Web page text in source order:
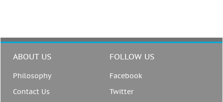
ABOUT US
Philosophy
Contact Us
FOLLOW US
Facebook
Twitter